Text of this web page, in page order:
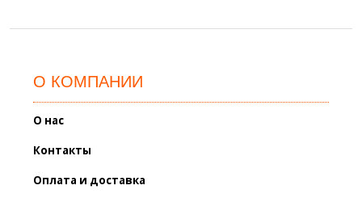
О КОМПАНИИ
О нас
Контакты
Оплата и доставка